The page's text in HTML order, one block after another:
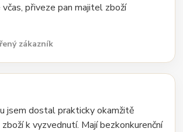
přiveze pan majitel zboží
zákazník
jsem dostal prakticky okamžitě
k vyzvednutí. Mají bezkonkurenční